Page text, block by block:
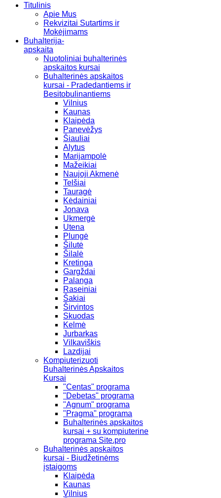
Titulinis
Apie Mus
Rekvizitai Sutartims ir
Mokėjimams
Buhalterija-
apskaita
Nuotoliniai buhalterinės
apskaitos kursai
Buhalterinės apskaitos
kursai - Pradedantiems ir
Besitobulinantiems
Vilnius
Kaunas
Klaipėda
Panevėžys
Šiauliai
Alytus
Marijampolė
Mažeikiai
Naujoji Akmenė
Telšiai
Tauragė
Kėdainiai
Jonava
Ukmergė
Utena
Plungė
Šilutė
Šilalė
Kretinga
Gargždai
Palanga
Raseiniai
Šakiai
Širvintos
Skuodas
Kelmė
Jurbarkas
Vilkaviškis
Lazdijai
Kompiuterizuoti
Buhalterinės Apskaitos
Kursai
"Centas" programa
"Debetas" programa
"Agnum" programa
"Pragma" programa
Buhalterinės apskaitos
kursai + su kompiuterine
programa Site.pro
Buhalterinės apskaitos
kursai - Biudžetinėms
įstaigoms
Klaipėda
Kaunas
Vilnius